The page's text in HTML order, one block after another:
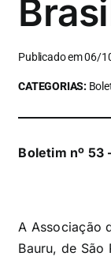
Publicado em 06/
CATEGORIAS:
Boletim nº 53
A Associação
Bauru, de